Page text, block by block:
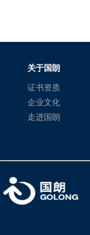
关于国朗
证书资质
企业文化
走进国朗